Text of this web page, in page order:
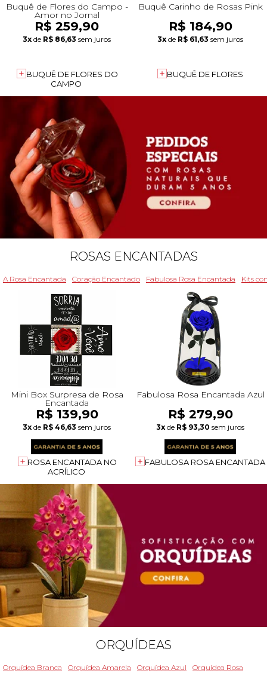
Buquê de Flores do Campo -
Amor no Jornal
R$ 259,90
3x de R$ 86,63 sem juros
BUQUÊ DE FLORES DO
CAMPO
Buquê Carinho de Rosas Pink
R$ 184,90
3x de R$ 61,63 sem juros
BUQUÊ DE FLORES
ROSAS ENCANTADAS
A Rosa Encantada Coração Encantado Fabulosa Rosa Encantada Kits
Mini Box Surpresa de Rosa
Encantada
R$ 139,90
3x de R$ 46,63 sem juros
ROSA ENCANTADA NO
ACRÍLICO
Fabulosa Rosa Encantada Azul
R$ 279,90
3x de R$ 93,30 sem juros
FABULOSA ROSA ENCANTADA
ORQUÍDEAS
Orquídea Branca Orquídea Amarela Orquídea Azul Orquídea Rosa